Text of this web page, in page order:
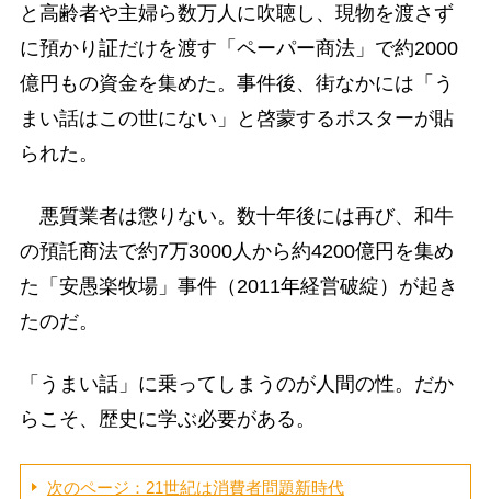
と高齢者や主婦ら数万人に吹聴し、現物を渡さず
に預かり証だけを渡す「ペーパー商法」で約2000
億円もの資金を集めた。事件後、街なかには「う
まい話はこの世にない」と啓蒙するポスターが貼
られた。
悪質業者は懲りない。数十年後には再び、和牛
の預託商法で約7万3000人から約4200億円を集め
た「安愚楽牧場」事件（2011年経営破綻）が起き
たのだ。
「うまい話」に乗ってしまうのが人間の性。だか
らこそ、歴史に学ぶ必要がある。
次のページ：21世紀は消費者問題新時代